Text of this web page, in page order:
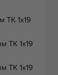
ТК 1х19
ТК 1х19
ТК 1х19